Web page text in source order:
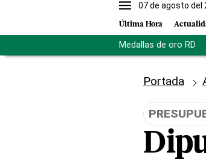
07 de agosto del
Última Hora
Medallas de oro RD
Portada